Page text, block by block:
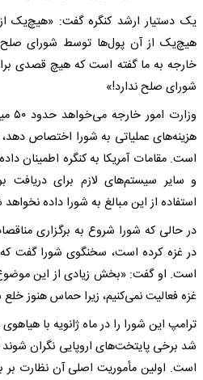
یک دستیار ارشد کنگره گفت: «هیچ‌یک
هیچ‌یک از آن پول‌ها توسط شورای صلح
خارجه به ما گفته است که هیچ قصدی
شورای صلح ندارد!»
هزینه‌های عملیاتی به شورا اختصاص دهد،
است. مقامات آمریکا به کنگره اطمینان
و سایر سیستم‌های لازم برای دریافت
استفاده از این مبالغ به شورا داده
در حالی که شورا شروع به برگزاری
در غزه کرده است، سخنگوی شورا گفت
است. او گفت: «بخش زیادی از این
غزه فعالیت نمی‌کنیم، زیرا حماس هنوز
ترامپ این شورا را در ماه ژانویه با
شد برخی پایتخت‌های اروپایی نگران
است. اولین مأموریت اصلی آن نظارت